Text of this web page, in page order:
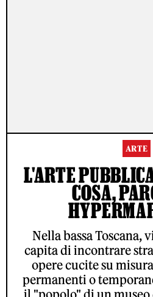
ARTE
L'ARTE
COSA,
Nella bassa Toscana,
capita di incontrare
opere cucite su
permanenti o